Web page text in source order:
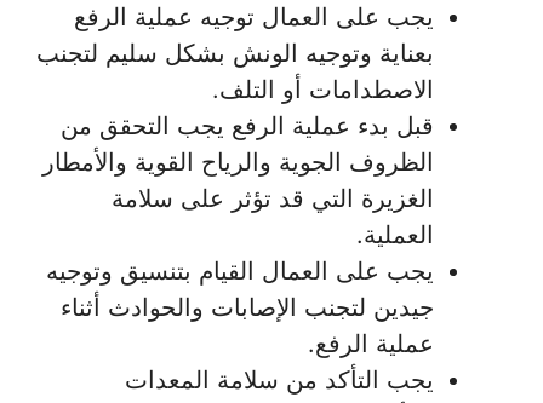
يجب على العمال توجيه عملية الرفع
بعناية وتوجيه الونش بشكل سليم لتجنب
الاصطدامات أو التلف.
قبل بدء عملية الرفع يجب التحقق من
الظروف الجوية والرياح القوية والأمطار
الغزيرة التي قد تؤثر على سلامة
العملية.
يجب على العمال القيام بتنسيق وتوجيه
جيدين لتجنب الإصابات والحوادث أثناء
عملية الرفع.
يجب التأكد من سلامة المعدات